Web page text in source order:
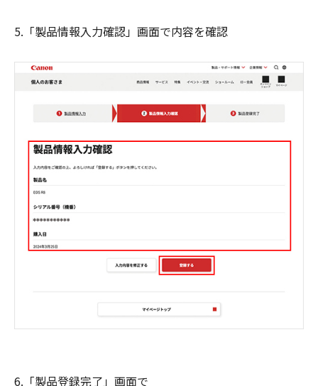
5.「製品情報入力確認」画面で内容を確認
6.「製品登録完了」画面で